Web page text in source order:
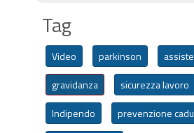
Tag
Video parkinson
gravidanza
sicurezza lavoro
Indipendo
prevenzione